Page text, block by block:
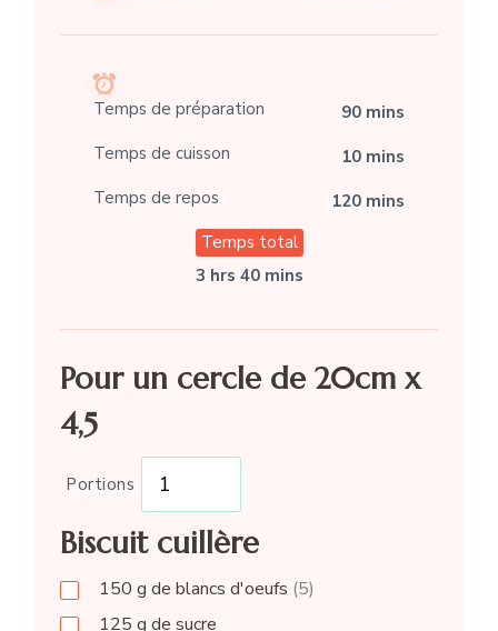
Temps de préparation
90 mins
Temps de cuisson
10 mins
Temps de repos
120 mins
Temps total
3 hrs 40 mins
Pour un cercle de 20cm x
4,5
Portions
Biscuit cuillère
150 g de blancs d'oeufs (5)
125 g de sucre